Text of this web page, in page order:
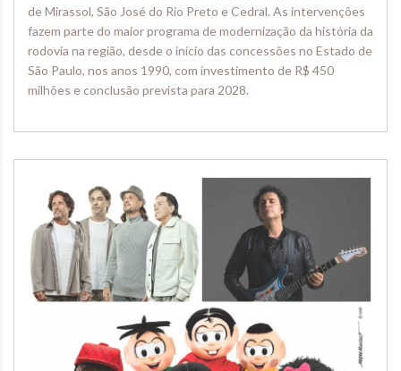
de Mirassol, São José do Rio Preto e Cedral. As intervenções
fazem parte do maior programa de modernização da história da
rodovia na região, desde o início das concessões no Estado de
São Paulo, nos anos 1990, com investimento de R$ 450
milhões e conclusão prevista para 2028.